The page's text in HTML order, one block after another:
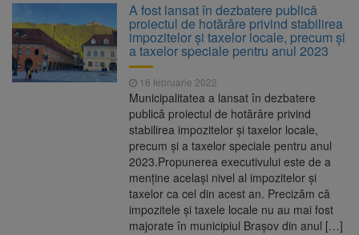
Nivelul Dunării a început să crească
8 august 2026
Asociația Română pentru
Iluminat cere reducerea luminii pe timpul
nopții, nu oprirea iluminatului public
7 august 2026
Trafic blocat pe DN1E Brașov
– Poiana Brașov după un accident. Două
persoane primesc îngrijiri medicale
Se schimbă examenul de
medic specialist. Subiecte unice în toată țara,
aceeași oră și același barem
A fost lansat în dezbatere publică
proiectul de hotărâre privind stabilirea
impozitelor și taxelor locale, precum și
a taxelor speciale pentru anul 2023
16 februarie 2022
Municipalitatea a lansat în dezbatere
publică proiectul de hotărâre privind
stabilirea impozitelor și taxelor locale,
precum și a taxelor speciale pentru anul
2023.Propunerea executivului este de a
menține același nivel al impozitelor și
taxelor ca cel din acest an. Precizăm că
impozitele și taxele locale nu au mai fost
majorate în municipiul Brașov din anul […]